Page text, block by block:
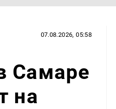
07.08.2026, 05:58
Самаре
на